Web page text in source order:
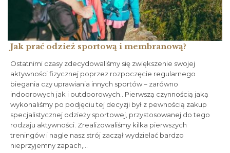
Jak prać odzież sportową i membranową?
Ostatnimi czasy zdecydowaliśmy się zwiększenie swojej
aktywności fizycznej poprzez rozpoczęcie regularnego
biegania czy uprawiania innych sportów – zarówno
indoorowych jak i outdoorowych.. Pierwszą czynnością jaką
wykonaliśmy po podjęciu tej decyzji był z pewnością zakup
specjalistycznej odzieży sportowej, przystosowanej do tego
rodzaju aktywności. Zrealizowaliśmy kilka pierwszych
treningów i nagle nasz strój zaczął wydzielać bardzo
nieprzyjemny zapach,…